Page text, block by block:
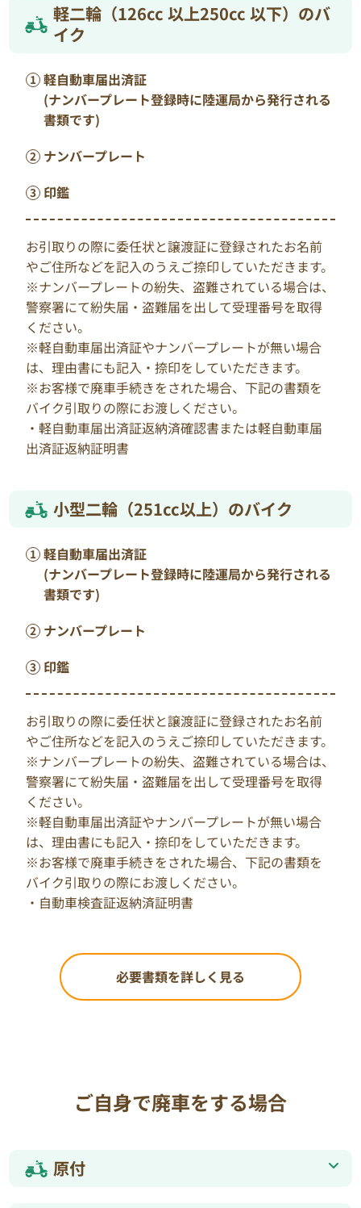
軽二輪（126cc 以上250cc 以下）のバ
イク
軽自動車届出済証
(ナンバープレート登録時に陸運局から発行される
書類です)
ナンバープレート
印鑑
お引取りの際に委任状と譲渡証に登録されたお名前
やご住所などを記入のうえご捺印していただきます。
※ナンバープレートの紛失、盗難されている場合は、
警察署にて紛失届・盗難届を出して受理番号を取得
ください。
※軽自動車届出済証やナンバープレートが無い場合
は、理由書にも記入・捺印をしていただきます。
※お客様で廃車手続きをされた場合、下記の書類を
バイク引取りの際にお渡しください。
・軽自動車届出済証返納済確認書または軽自動車届
出済証返納証明書
小型二輪（251cc以上）のバイク
軽自動車届出済証
(ナンバープレート登録時に陸運局から発行される
書類です)
ナンバープレート
印鑑
お引取りの際に委任状と譲渡証に登録されたお名前
やご住所などを記入のうえご捺印していただきます。
※ナンバープレートの紛失、盗難されている場合は、
警察署にて紛失届・盗難届を出して受理番号を取得
ください。
※軽自動車届出済証やナンバープレートが無い場合
は、理由書にも記入・捺印をしていただきます。
※お客様で廃車手続きをされた場合、下記の書類を
バイク引取りの際にお渡しください。
・自動車検査証返納済証明書
必要書類を詳しく見る
ご自身で廃車をする場合
原付